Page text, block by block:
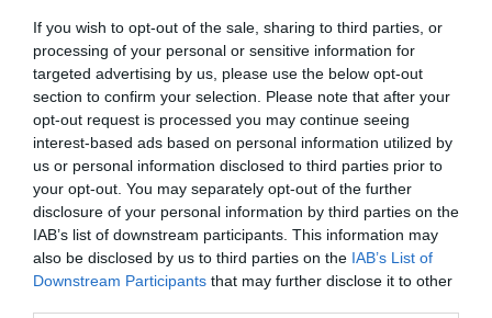
If you wish to opt-out of the sale, sharing to third parties, or
processing of your personal or sensitive information for
targeted advertising by us, please use the below opt-out
section to confirm your selection. Please note that after your
opt-out request is processed you may continue seeing
interest-based ads based on personal information utilized by
us or personal information disclosed to third parties prior to
your opt-out. You may separately opt-out of the further
disclosure of your personal information by third parties on the
IAB’s list of downstream participants. This information may
also be disclosed by us to third parties on the IAB’s List of
Downstream Participants that may further disclose it to other
(βίντεο)
04.08.2026 | 12:32